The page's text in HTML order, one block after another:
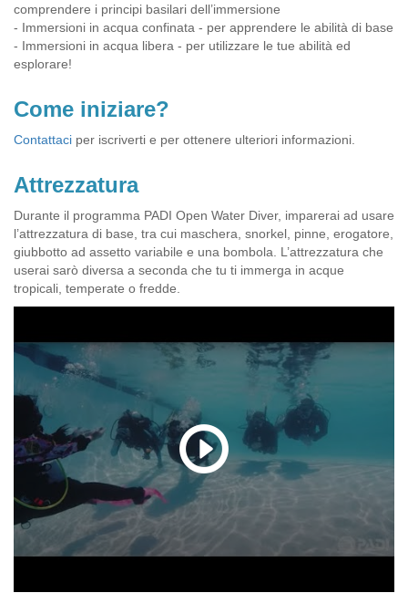
comprendere i principi basilari dell’immersione
- Immersioni in acqua confinata - per apprendere le abilità di base
- Immersioni in acqua libera - per utilizzare le tue abilità ed
esplorare!
Come iniziare?
Contattaci per iscriverti e per ottenere ulteriori informazioni.
Attrezzatura
Durante il programma PADI Open Water Diver, imparerai ad usare
l’attrezzatura di base, tra cui maschera, snorkel, pinne, erogatore,
giubbotto ad assetto variabile e una bombola. L’attrezzatura che
userai sarò diversa a seconda che tu ti immerga in acque
tropicali, temperate o fredde.